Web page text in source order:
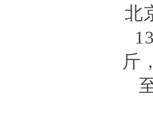
北
斤